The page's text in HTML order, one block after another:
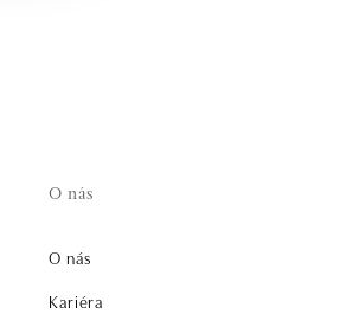
O nás
O nás
Kariéra